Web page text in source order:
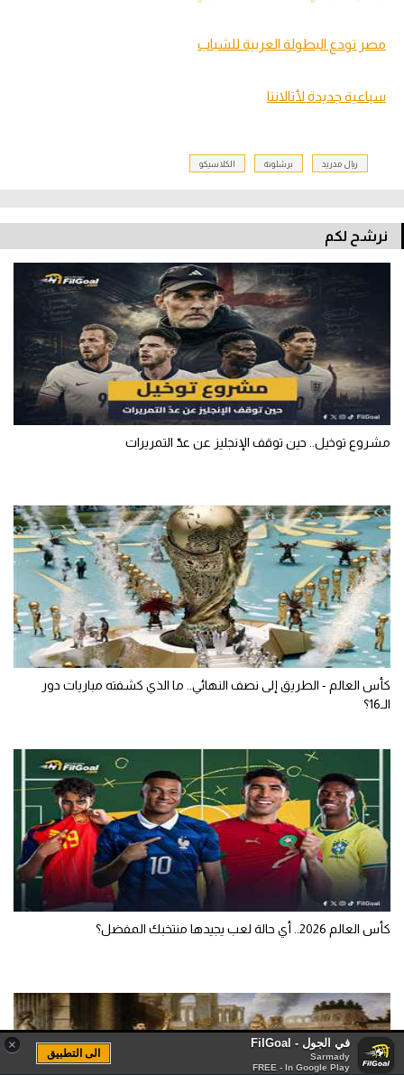
مصر تودع البطولة العربية للشباب
سباعية جديدة لأتالانتا
ريال مدريد برشلونة الكلاسيكو
نرشح لكم
مشروع توخيل.. حين توقف الإنجليز عن عدّ التمريرات
كأس العالم - الطريق إلى نصف النهائي.. ما الذي كشفته مباريات دور
الـ16؟
كأس العالم 2026.. أي حالة لعب يجيدها منتخبك المفضل؟
× في الجول - FilGoal
Sarmady
FREE - In Google Play
الى التطبيق